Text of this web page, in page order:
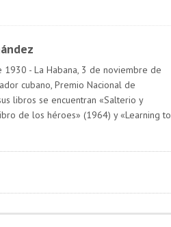
1930 - La Habana, 3 de noviembre de
cubano, Premio Nacional de
libros se encuentran «Salterio y
de los héroes» (1964) y «Learning to